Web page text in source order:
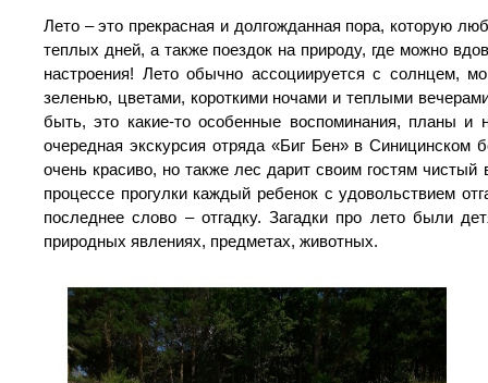
Лето – это прекрасная и долгожданная пора, которую
теплых дней, а также поездок на природу, где можно
настроения! Лето обычно ассоциируется с солнцем,
зеленью, цветами, короткими ночами и теплыми
быть, это какие-то особенные воспоминания, планы
очередная экскурсия отряда «Биг Бен» в
очень красиво, но также лес дарит своим гостям
процессе прогулки каждый ребенок с удовольствием
последнее слово – отгадку. Загадки про лето были
природных явлениях, предметах, животных.